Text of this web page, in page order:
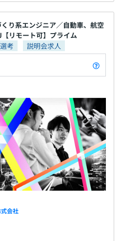
り系エンジニア／自動車、航空
リモート可】プライム
考
説明会求人
会社